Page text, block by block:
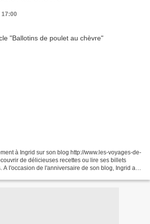
17:00
à Ingrid sur son blog http://www.les-voyages-de-
de délicieuses recettes ou lire ses billets
A l'occasion de l'anniversaire de son blog, Ingrid a